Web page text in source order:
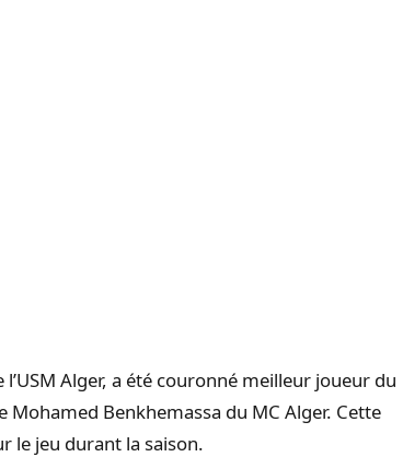
Alger, a été couronné meilleur joueur du
Benkhemassa du MC Alger. Cette
le jeu durant la saison.